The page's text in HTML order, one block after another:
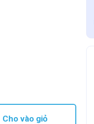
Cho vào giỏ